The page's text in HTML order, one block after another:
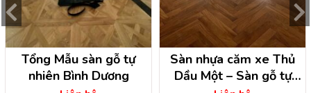
Tổng Mẫu sàn gỗ tự
nhiên Bình Dương
Sàn nhựa căm xe Thủ
Dầu Một – Sàn gỗ tự